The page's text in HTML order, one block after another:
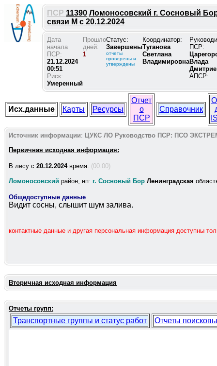
ПСР 11390 Ломоносовский г. Сосновый
связи М с 20.12.2024
Дата
начала
ПСР:
21.12.2024
00:51
Риск:
Умеренный
Прошло
дней:
1
Статус:
Завершены
отчеты
проверены и
утверждены
Координатор:
Туганова
Светлана
Владимировна
ПСР:
Влада
АПСР:
Исх.данные Карты Ресурсы
Отчет
о
ПСР
Справочник
Источник информации: ЦУКС ЛО Руководство ПСР: ПСО
Первичная исходная информация:
В лесу c 20.12.2024время: (00:00)
Ломоносовский район, нп: г. Сосновый Бор Ленинградская
Общедоступные данные
Видит сосны, слышит шум залива.
контактные данные и другая персональная информация доступны
Вторичная исходная информация
Отчеты групп:
Транспортные группы и статус работ Отчеты